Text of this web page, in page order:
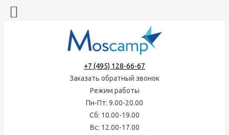
+7 (495) 128-66-67
Заказать обратный звонок
Режим работы
Пн-Пт: 9.00-20.00
Сб: 10.00-19.00
Вс: 12.00-17.00